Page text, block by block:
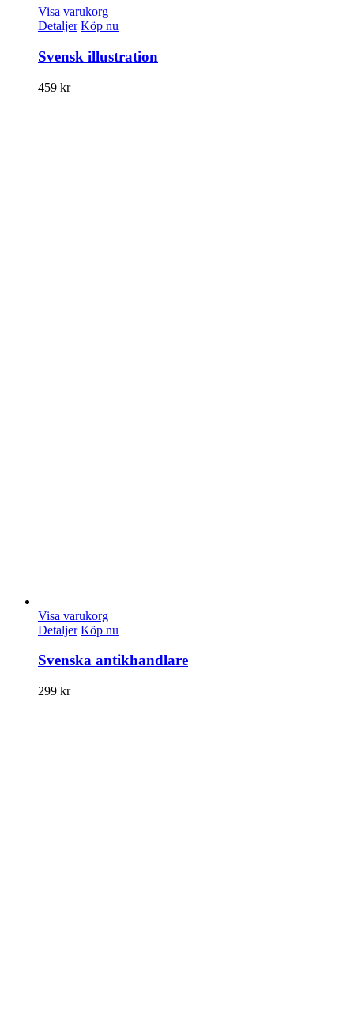
Visa varukorg
Detaljer Köp nu
Svensk illustration
459 kr
Visa varukorg
Detaljer Köp nu
Svenska antikhandlare
299 kr